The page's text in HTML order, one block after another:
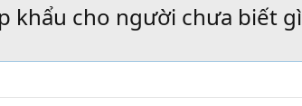
khẩu cho người chưa biết gì